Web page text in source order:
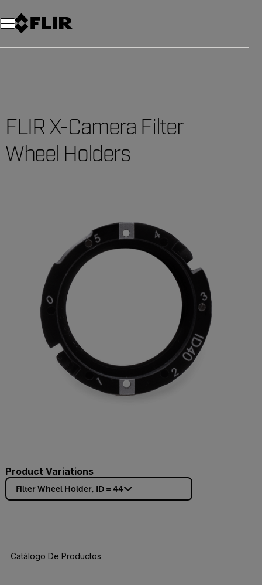
FLIR X-Camera Filter
Wheel Holders
Product Variations
Filter Wheel Holder, ID = 44
Catálogo De Productos